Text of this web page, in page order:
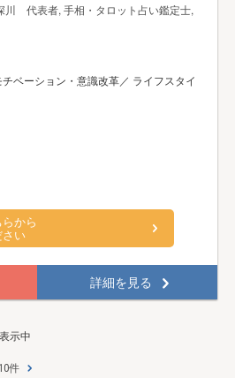
川 代表者, 手相・タロット占い鑑定士,
ベーション・意識改革／ ライフスタイ
から
さい
詳細を見る
示中
件